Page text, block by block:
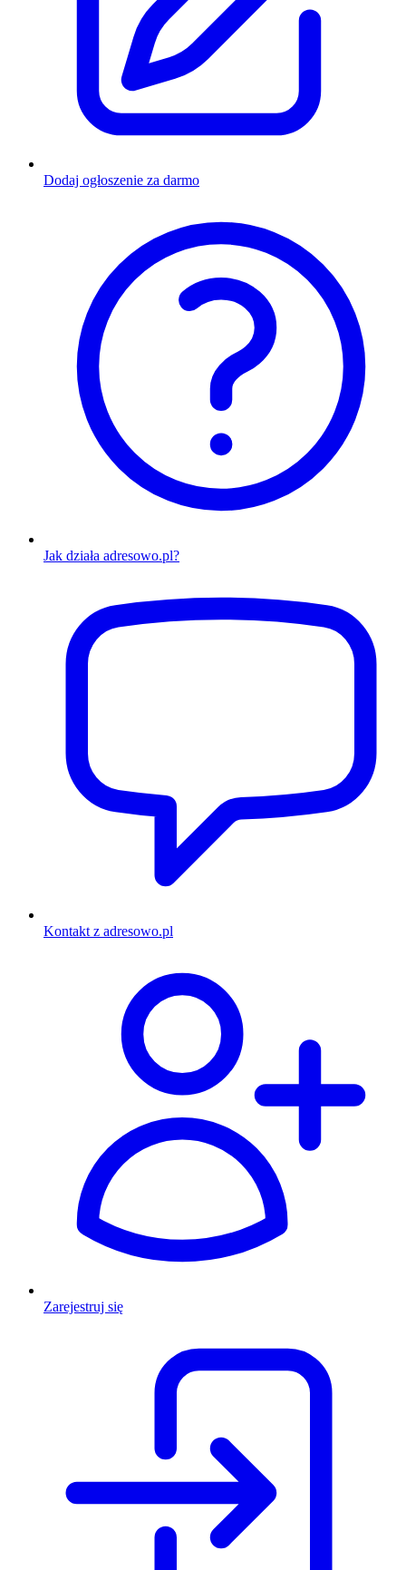
Dodaj ogłoszenie za darmo
Jak działa adresowo.pl?
Kontakt z adresowo.pl
Zarejestruj się